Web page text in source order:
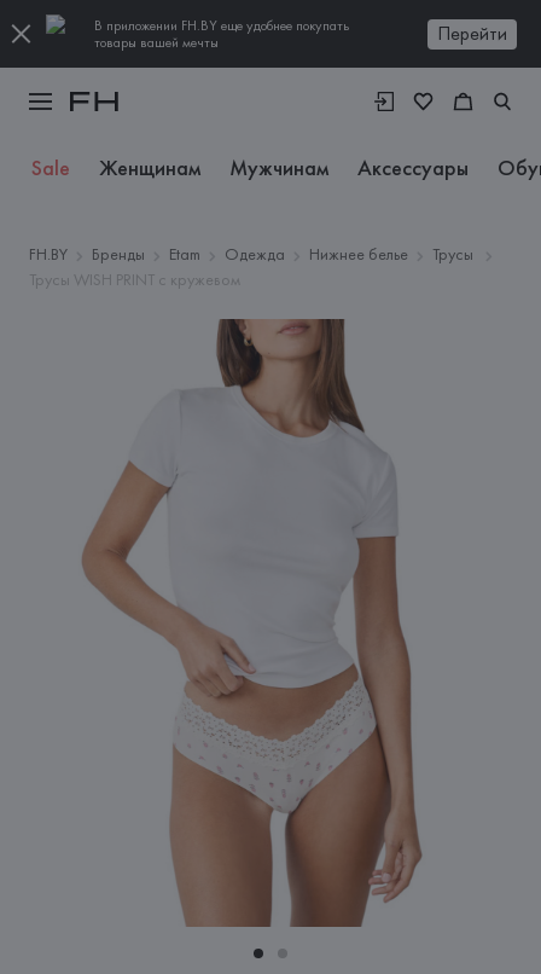
В приложении FH.BY еще удобнее покупать
товары вашей мечты
Перейти
Sale Женщинам Мужчинам Аксессуары
FH.BY Бренды Etam Одежда Нижнее белье
Трусы
Трусы WISH PRINT с кружевом